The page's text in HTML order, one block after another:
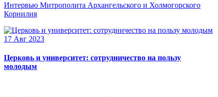
Интервью Митрополита Архангельского и Холмогорского
Корнилия
17 Авг 2023
Церковь и университет: сотрудничество на пользу
молодым